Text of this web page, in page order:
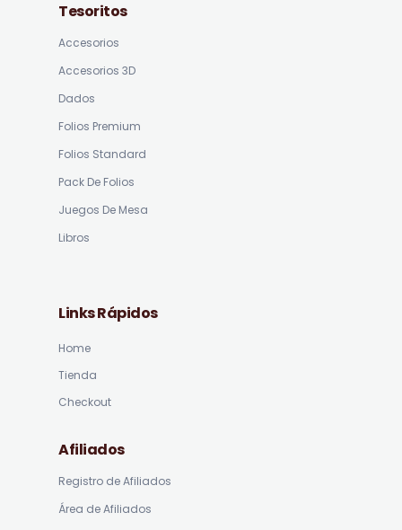
Tesoritos
Accesorios
Accesorios 3D
Dados
Folios Premium
Folios Standard
Pack De Folios
Juegos De Mesa
Libros
Links Rápidos
Home
Tienda
Checkout
Afiliados
Registro de Afiliados
Área de Afiliados